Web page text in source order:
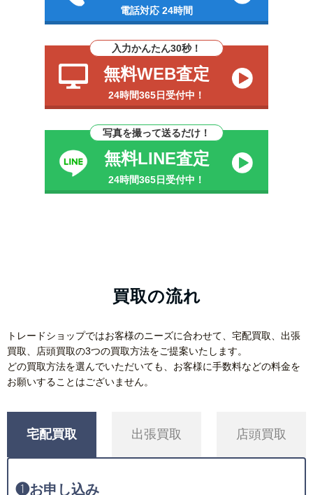
電話対応 24時間
入力かんたん30秒！
無料WEB査定
24時間365日受付中！
写真を撮って送るだけ！
無料LINE査定
24時間365日受付中！
買取の流れ
トレードショップではお客様のニーズに合わせて、宅配買取、出張
買取、店頭買取の3つの買取方法をご提案いたします。
どの買取方法を選んでいただいても、お客様に手数料などの料金を
お願いすることはございません。
宅配買取 出張買取 店頭買取
❶お申し込み